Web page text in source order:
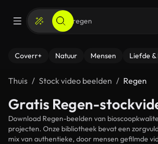
Coverr+ Natuur Mensen Liefde &
Thuis Stock video beelden Regen
Gratis Regen-
Download Regen-beelden van
projecten. Onze bibliotheek bevat een
mix van authentieke, door mensen gefilmde